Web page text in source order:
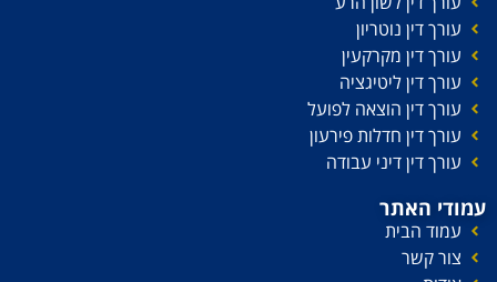
עורך דין נוטריון
עורך דין מקרקעין
עורך דין ליטיגציה
עורך דין הוצאה לפועל
עורך דין חדלות פירעון
עורך דין דיני עבודה
עמודי האתר
עמוד הבית
צור קשר